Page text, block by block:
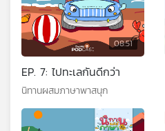
08:51
EP. 7: ไปทะเลกันดีกว่า
นิทานผสมภาษาพาสนุก